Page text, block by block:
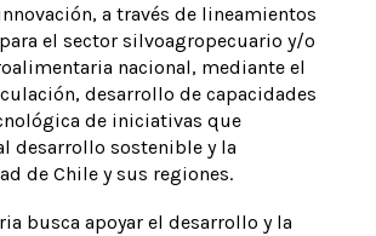
a través de lineamientos
el sector silvoagropecuario y/o
nacional, mediante el
desarrollo de capacidades
de iniciativas que
desarrollo sostenible y la
de Chile y sus regiones.
busca apoyar el desarrollo y la